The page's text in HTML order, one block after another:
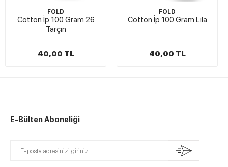
FOLD
Cotton İp 100 Gram 26
Tarçın
40,00 TL
FOLD
Cotton İp 100 Gram Lila
40,00 TL
E-Bülten Aboneliği